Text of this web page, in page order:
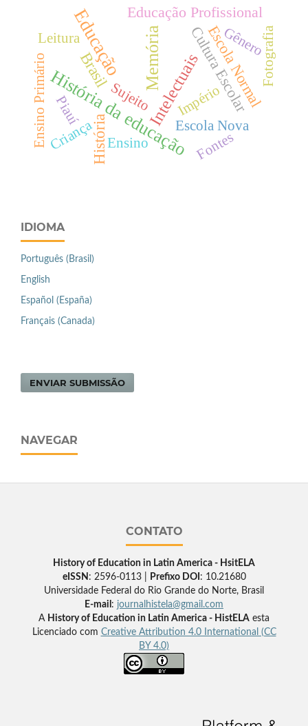
Educação
História da educação
Memória
Intelectuais
História
Brasil
Educação Profissional
Cultura Escolar
Escola Normal
Império
Gênero
Escola Nova
Leitura
Sujeito
Fontes
Piauí
Ensino Primário Ensino
Fotografia
Criança
IDIOMA
Português (Brasil)
English
Español (España)
Français (Canada)
ENVIAR SUBMISSÃO
NAVEGAR
CONTATO
History of Education in Latin America - HsitELA
eISSN : 2596-0113 | Prefixo DOI : 10.21680
Universidade Federal do Rio Grande do Norte, Brasil
E-mail : journalhistela@gmail.com
A History of Education in Latin America - HistELA esta
Licenciado com Creative Attribution 4.0 International (CC
BY 4.0)